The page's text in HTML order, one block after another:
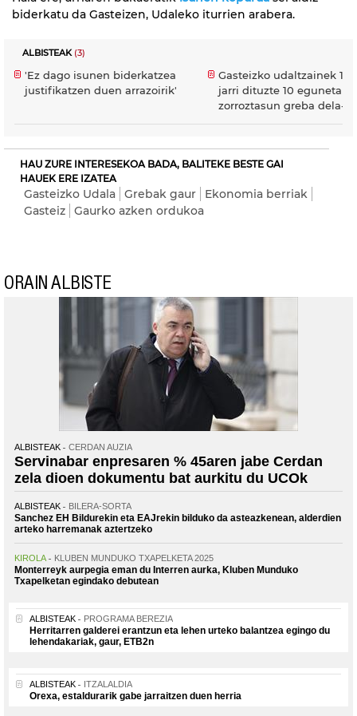
biderkatu da Gasteizen, Udaleko iturrien arabera.
ALBISTEAK(3)
'Ez dago isunen biderkatzea
justifikatzen duen arrazoirik'
Gasteizko udaltzainek
jarri dituzte 10 egunetan
zorroztasun greba dela-
HAU ZURE INTERESEKOA BADA, BALITEKE BESTE GAI
HAUEK ERE IZATEA
Gasteizko Udala Grebak gaur
Ekonomia berriak
Gasteiz
Gaurko azken ordukoa
ORAIN ALBISTE
ALBISTEAK CERDAN AUZIA
Servinabar enpresaren % 45aren jabe Cerdan
zela dioen dokumentu bat aurkitu du UCOk
ALBISTEAK BILERA-SORTA
Sanchez EH Bildurekin eta EAJrekin bilduko da asteazkenean, alderdien
arteko harremanak aztertzeko
KIROLA KLUBEN MUNDUKO TXAPELKETA 2025
Monterreyk aurpegia eman du Interren aurka, Kluben Munduko
Txapelketan egindako debutean
ALBISTEAK PROGRAMA BEREZIA
Herritarren galderei erantzun eta lehen urteko balantzea egingo du
lehendakariak, gaur, ETB2n
ALBISTEAK ITZALALDIA
Orexa, estaldurarik gabe jarraitzen duen herria